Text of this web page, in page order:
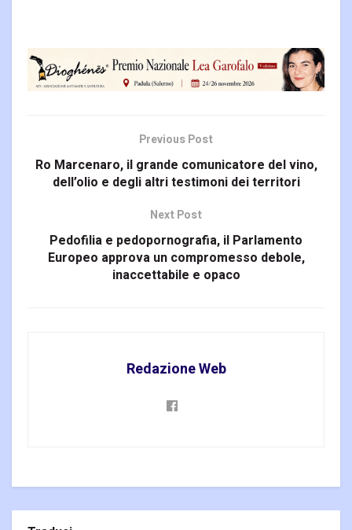
Previous Post
Ro Marcenaro, il grande comunicatore del vino,
dell’olio e degli altri testimoni dei territori
Next Post
Pedofilia e pedopornografia, il Parlamento
Europeo approva un compromesso debole,
inaccettabile e opaco
Redazione Web